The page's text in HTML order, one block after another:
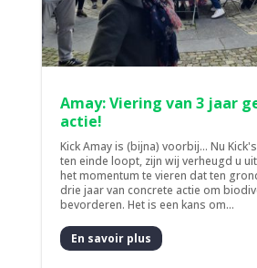
Amay: Viering van 3 jaar
actie!
Kick Amay is (bijna) voorbij... Nu
ten einde loopt, zijn wij verheugd u
het momentum te vieren dat ten
drie jaar van concrete actie om
bevorderen. Het is een kans om...
En savoir plus